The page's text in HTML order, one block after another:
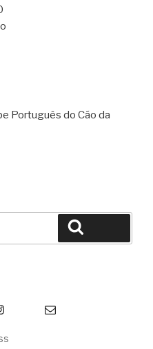
Português do Cão da
Email